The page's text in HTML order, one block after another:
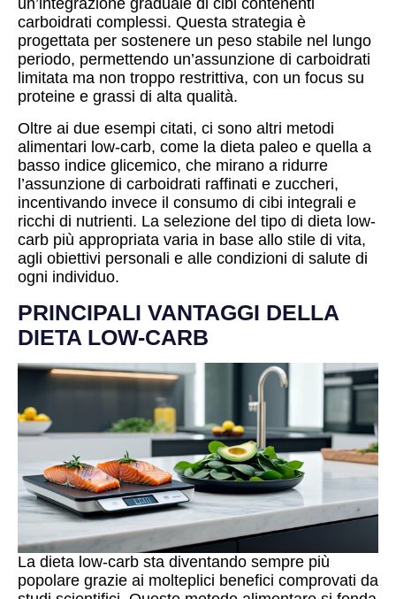
un’integrazione graduale di cibi contenenti
carboidrati complessi. Questa strategia è
progettata per sostenere un peso stabile nel lungo
periodo, permettendo un’assunzione di carboidrati
limitata ma non troppo restrittiva, con un focus su
proteine e grassi di alta qualità.
Oltre ai due esempi citati, ci sono altri metodi
alimentari low-carb, come la dieta paleo e quella a
basso indice glicemico, che mirano a ridurre
l’assunzione di carboidrati raffinati e zuccheri,
incentivando invece il consumo di cibi integrali e
ricchi di nutrienti. La selezione del tipo di dieta low-
carb più appropriata varia in base allo stile di vita,
agli obiettivi personali e alle condizioni di salute di
ogni individuo.
PRINCIPALI VANTAGGI DELLA
DIETA LOW-CARB
La dieta low-carb sta diventando sempre più
popolare grazie ai molteplici benefici comprovati da